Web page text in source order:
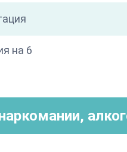
на 6